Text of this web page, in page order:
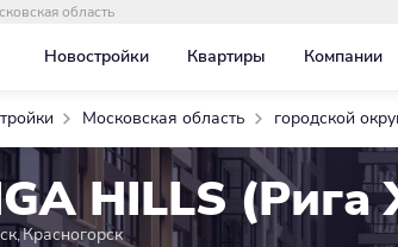
область
Новостройки Квартиры Компании
Московская область городской
HILLS (Рига
,Красногорск